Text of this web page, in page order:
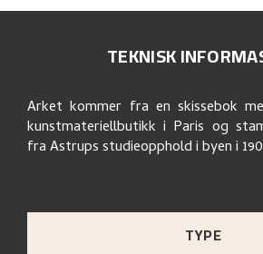
TEKNISK
TYPE
Arket kommer fra en skissebok
kunstmateriellbutikk i Paris og
fra Astrups studieopphold i byen i